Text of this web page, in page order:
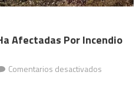
Afectadas Por Incendio
Comentarios desactivadosen